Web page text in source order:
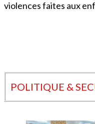
violences faites aux
POLITIQUE &